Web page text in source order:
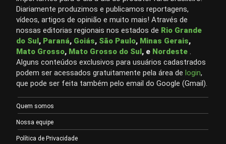
Diariamente produzimos e publicamos reportagens,
vídeos, artigos de opinião e muito mais! Através de
nossas editorias regionais nos estados de Rio Grande
do Sul, Paraná, Goiás, São Paulo, Minas Gerais,
Mato Grosso, Mato Grosso do Sul, e Nordeste .
Alguns conteúdos exclusivos para usuários cadastrados
podem ser acessados gratuitamente pela área de login,
que pode ser feita também pelo email do Google (Gmail).
Quem somos
Nossa equipe
Política de Privacidade